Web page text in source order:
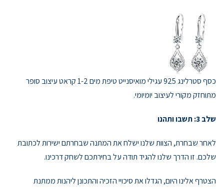
כסף סטרלינג 925 עגילי מואיסנייט טיפת מים 1-2 קראט עיצוב סופר
מתוחזק מקורי לעיצוב יומיומי.
שלב 3: תשבו ותהנו
לאחר שבחרת, הצוות שלנו ישלח את המתנה שבחרתם ישירות לכתובת
שלכם. זו הדרך שלנו להגיד תודה על בחירתכם לשחק דרכינו.
הצטרף אלינו היום, הגדלו את סיכויי הזכיה והתכונן ליהנות ממתנת